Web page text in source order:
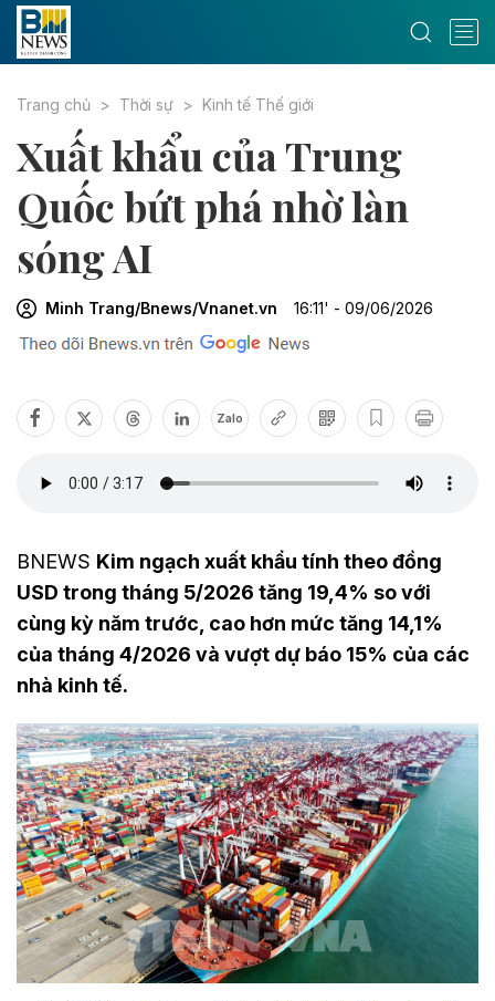
Trang chủ Thời sự Kinh tế Thế giới
Xuất khẩu của Trung
Quốc bứt phá nhờ làn
sóng AI
Minh Trang/Bnews/Vnanet.vn 16:11' - 09/06/2026
Zalo
BNEWS Kim ngạch xuất khẩu tính theo đồng
USD trong tháng 5/2026 tăng 19,4% so với
cùng kỳ năm trước, cao hơn mức tăng 14,1%
của tháng 4/2026 và vượt dự báo 15% của các
nhà kinh tế.